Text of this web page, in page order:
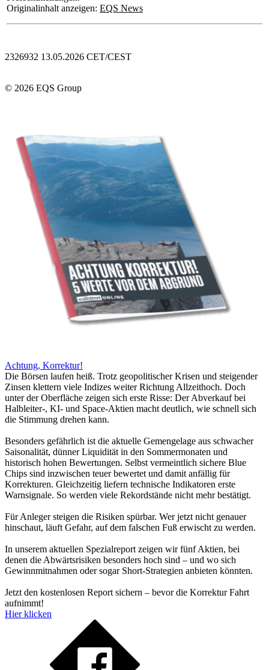
Originalinhalt anzeigen: EQS News
2326932 13.05.2026 CET/CEST
© 2026 EQS Group
Achtung, Korrektur!
Die Börsen laufen heiß. Trotz geopolitischer Krisen und steigender
Zinsen klettern viele Indizes weiter Richtung Allzeithoch. Doch
unter der Oberfläche zeigen sich erste Risse: Der Abverkauf bei
Halbleiter-, KI- und Space-Aktien macht deutlich, wie schnell sich
die Stimmung drehen kann.
Besonders gefährlich ist die aktuelle Gemengelage aus schwacher
Saisonalität, dünner Liquidität in den Sommermonaten und
historisch hohen Bewertungen. Selbst vermeintlich sichere Blue
Chips sind inzwischen teuer bewertet und damit anfällig für
Korrekturen. Gleichzeitig liefern technische Indikatoren erste
Warnsignale. So werden viele Rekordstände nicht mehr bestätigt.
Für Anleger steigen die Risiken spürbar. Wer jetzt nicht genauer
hinschaut, läuft Gefahr, auf dem falschen Fuß erwischt zu werden.
In unserem aktuellen Spezialreport zeigen wir fünf Aktien, bei
denen die Abwärtsrisiken besonders hoch sind – und wo sich
Gewinnmitnahmen oder sogar Short-Strategien anbieten könnten.
Jetzt den kostenlosen Report sichern – bevor die Korrektur Fahrt
aufnimmt!
Hier klicken